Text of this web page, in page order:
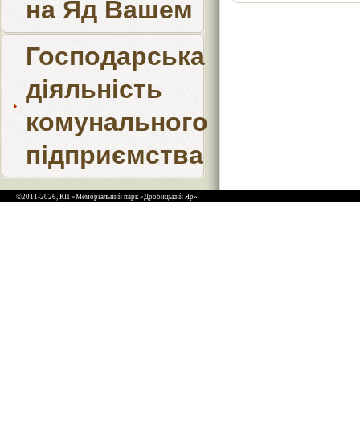
на Яд Вашем
Господарська
діяльність
комунального
підприємства
©2011-2026, КП «Меморіальний парк «Дробицький Яр»